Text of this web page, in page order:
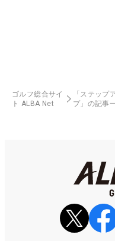
ゴルフ総合サイ
ト ALBA Net
「ステップ
プ」の記事